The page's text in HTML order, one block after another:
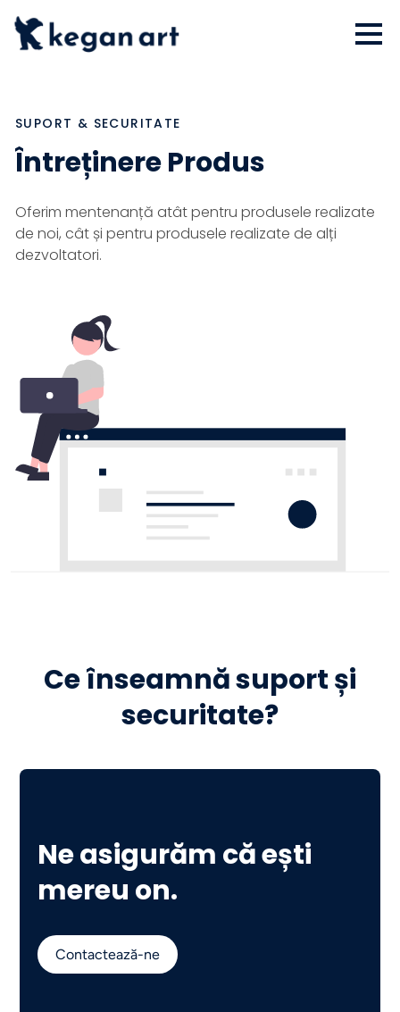
SUPORT & SECURITATE
Întreținere Produs
Oferim mentenanță atât pentru produsele realizate
de noi, cât și pentru produsele realizate de alți
dezvoltatori.
Ce înseamnă suport și
securitate?
Ne asigurăm că ești
mereu on.
Contactează-ne